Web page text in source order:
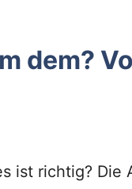
dem?
ist richtig?